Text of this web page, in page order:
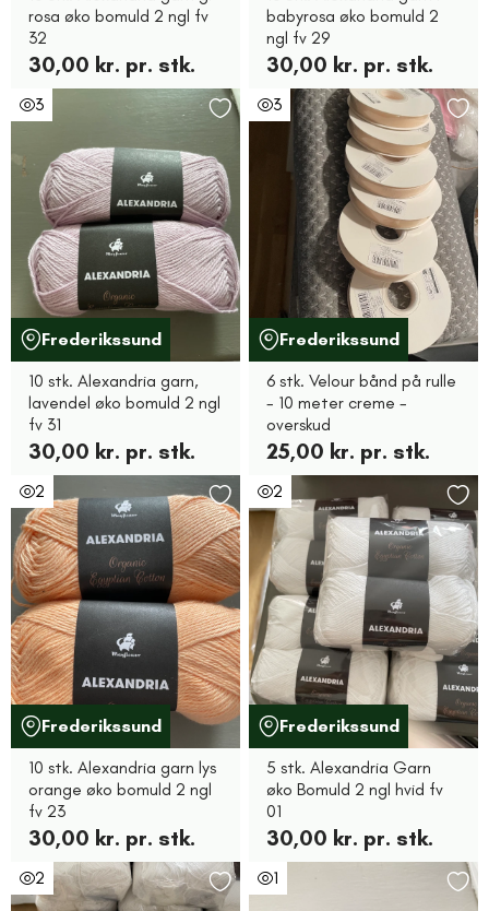
rosa øko bomuld 2 ngl fv
32
30,00 kr. pr. stk.
babyrosa øko bomuld 2
ngl fv 29
30,00 kr. pr. stk.
3
Frederikssund
10 stk. Alexandria garn,
lavendel øko bomuld 2 ngl
fv 31
30,00 kr. pr. stk.
3
Frederikssund
6 stk. Velour bånd på rulle
- 10 meter creme -
overskud
25,00 kr. pr. stk.
2
Frederikssund
10 stk. Alexandria garn lys
orange øko bomuld 2 ngl
fv 23
30,00 kr. pr. stk.
2
Frederikssund
5 stk. Alexandria Garn
øko Bomuld 2 ngl hvid fv
01
30,00 kr. pr. stk.
2 1